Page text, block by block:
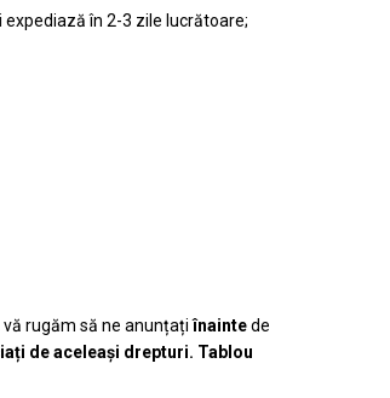
în 2-3 zile lucrătoare;
vă rugăm să ne anunțațiînaintede
de aceleași drepturi. Tablou